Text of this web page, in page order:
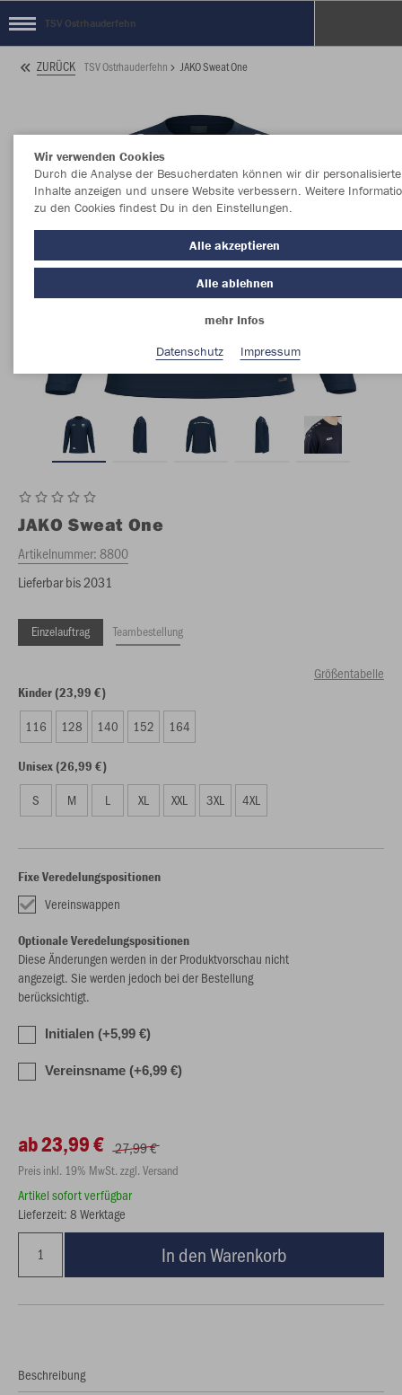
TSV Ostrhauderfehn
ZURÜCK TSV Ostrhauderfehn JAKO Sweat One
JAKO Sweat One
Artikelnummer:8800
Lieferbar bis 2031
Einzelauftrag Teambestellung
Größentabelle
Kinder (23,99 €)
116 128 140 152 164
Unisex (26,99 €)
S M L XL XXL 3XL 4XL
Fixe Veredelungspositionen
Vereinswappen
Optionale Veredelungspositionen
Diese Änderungen werden in der Produktvorschau nicht
angezeigt. Sie werden jedoch bei der Bestellung
berücksichtigt.
Initialen (+5,99 €)
Vereinsname (+6,99 €)
ab 23,99 € 27,99 €
Preis inkl. 19% MwSt. zzgl. Versand
Artikel sofort verfügbar
Lieferzeit: 8 Werktage
In den Warenkorb
Beschreibung
Wir verwenden Cookies
Durch die Analyse der Besucherdaten können wir dir personalisierte
Inhalte anzeigen und unsere Website verbessern. Weitere
zu den Cookies findest Du in den Einstellungen.
Alle akzeptieren
Alle ablehnen
mehr Infos
Datenschutz
Impressum